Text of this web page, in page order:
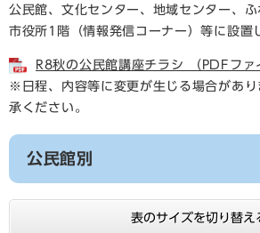
公民館、文化センター、地域センター、
市役所1階（情報発信コーナー）等に設置
R8秋の公民館講座チラシ （PDFファ
※日程、内容等に変更が生じる場合があ
承ください。
公民館別
表のサイズを切り替え